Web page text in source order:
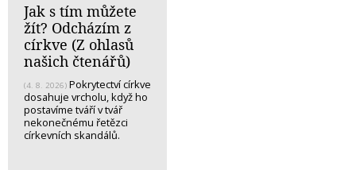
Jak s tím můžete
žít? Odcházím z
církve (Z ohlasů
našich čtenářů)
(4. 8. 2026) Pokrytectví církve
dosahuje vrcholu, když ho
postavíme tváří v tvář
nekonečnému řetězci
církevních skandálů.